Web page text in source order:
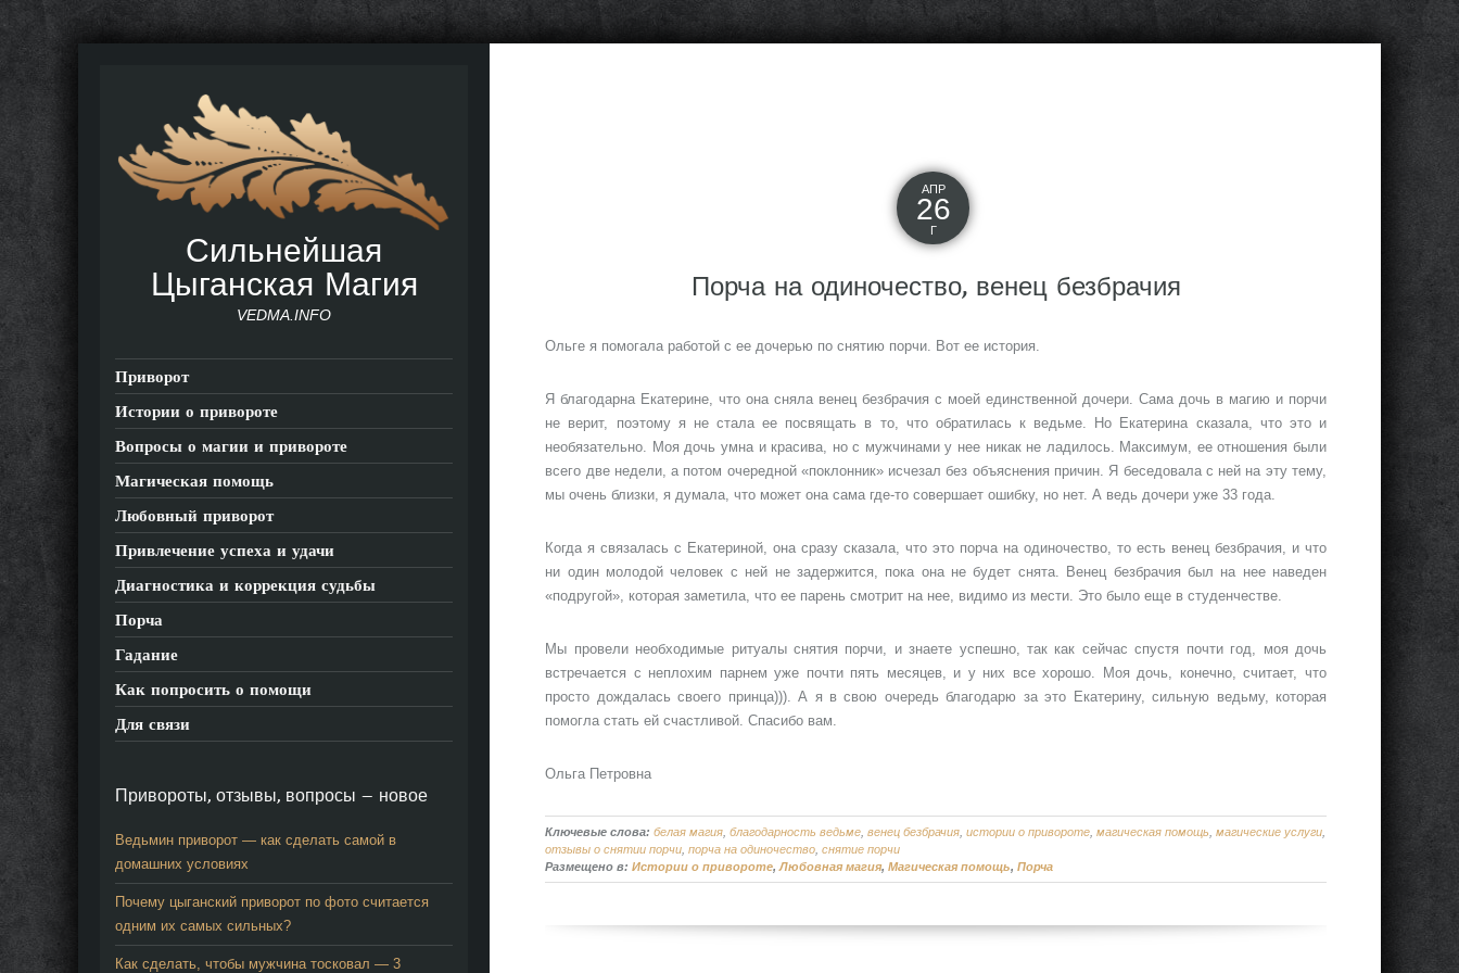
АПР
26
Г
Порча на одиночество, венец безбрачия
Ольге я помогала работой с ее дочерью по снятию порчи. Вот ее история.
Я благодарна Екатерине, что она сняла венец безбрачия с моей единственной дочери. Сама дочь в магию и порчи
не верит, поэтому я не стала ее посвящать в то, что обратилась к ведьме. Но Екатерина сказала, что это и
необязательно. Моя дочь умна и красива, но с мужчинами у нее никак не ладилось. Максимум, ее отношения были
всего две недели, а потом очередной «поклонник» исчезал без объяснения причин. Я беседовала с ней на эту тему,
мы очень близки, я думала, что может она сама где-то совершает ошибку, но нет. А ведь дочери уже 33 года.
Когда я связалась с Екатериной, она сразу сказала, что это порча на одиночество, то есть венец безбрачия, и что
ни один молодой человек с ней не задержится, пока она не будет снята. Венец безбрачия был на нее наведен
«подругой», которая заметила, что ее парень смотрит на нее, видимо из мести. Это было еще в студенчестве.
Мы провели необходимые ритуалы снятия порчи, и знаете успешно, так как сейчас спустя почти год, моя дочь
встречается с неплохим парнем уже почти пять месяцев, и у них все хорошо. Моя дочь, конечно, считает, что
просто дождалась своего принца))). А я в свою очередь благодарю за это Екатерину, сильную ведьму, которая
помогла стать ей счастливой. Спасибо вам.
Ольга Петровна
Ключевые слова: белая магия ,благодарность ведьме ,венец безбрачия ,истории о привороте ,магическая помощь ,магические услуги
отзывы о снятии порчи ,порча на одиночество ,снятие порчи
Размещено в:Истории о привороте,Любовная магия,Магическая помощь,Порча
Сильнейшая
Цыганская Магия
VEDMA.INFO
Приворот
Истории о привороте
Вопросы о магии и привороте
Магическая помощь
Любовный приворот
Привлечение успеха и удачи
Диагностика и коррекция судьбы
Порча
Гадание
Как попросить о помощи
Для связи
Привороты, отзывы, вопросы — новое
Ведьмин приворот — как сделать самой в
домашних условиях
Почему цыганский приворот по фото считается
одним их самых сильных?
Как сделать, чтобы мужчина тосковал — 3